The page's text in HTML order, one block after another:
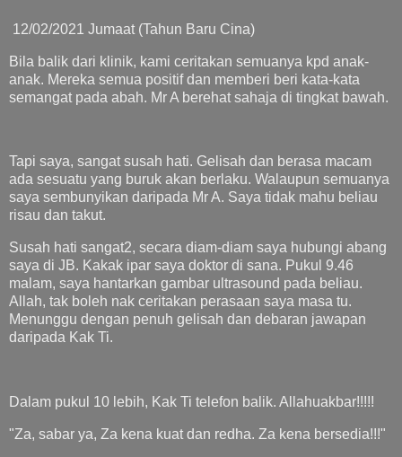
12/02/2021 Jumaat (Tahun Baru Cina)
Bila balik dari klinik, kami ceritakan semuanya kpd anak-
anak. Mereka semua positif dan memberi beri kata-kata
semangat pada abah. Mr A berehat sahaja di tingkat bawah.
Tapi saya, sangat susah hati. Gelisah dan berasa macam
ada sesuatu yang buruk akan berlaku. Walaupun semuanya
saya sembunyikan daripada Mr A. Saya tidak mahu beliau
risau dan takut.
Susah hati sangat2, secara diam-diam saya hubungi abang
saya di JB. Kakak ipar saya doktor di sana. Pukul 9.46
malam, saya hantarkan gambar ultrasound pada beliau.
Allah, tak boleh nak ceritakan perasaan saya masa tu.
Menunggu dengan penuh gelisah dan debaran jawapan
daripada Kak Ti.
Dalam pukul 10 lebih, Kak Ti telefon balik. Allahuakbar!!!!!
"Za, sabar ya, Za kena kuat dan redha. Za kena bersedia!!!"